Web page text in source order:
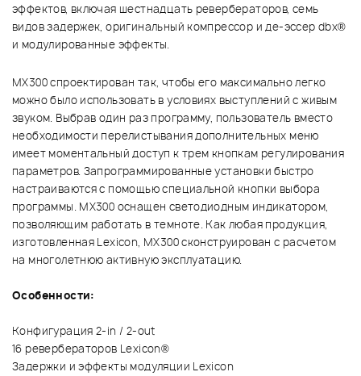
эффектов, включая шестнадцать ревербераторов, семь
видов задержек, оригинальный компрессор и де-эссер dbx®
и модулированные эффекты.
МХ300 спроектирован так, чтобы его максимально легко
можно было использовать в условиях выступлений с живым
звуком. Выбрав один раз программу, пользователь вместо
необходимости перелистывания дополнительных меню
имеет моментальный доступ к трем кнопкам регулирования
параметров. Запрограммированные установки быстро
настраиваются с помощью специальной кнопки выбора
программы. МХ300 оснащен светодиодным индикатором,
позволяющим работать в темноте. Как любая продукция,
изготовленная Lexicon, МХ300 сконструирован с расчетом
на многолетнюю активную эксплуатацию.
Особенности:
Конфигурация 2-in / 2-out
16 ревербераторов Lexicon®
Задержки и эффекты модуляции Lexicon